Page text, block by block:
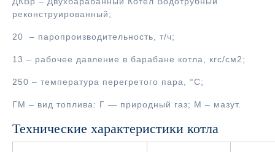
реконструированный;
20 – паропроизводительность, т/ч;
13 – рабочее давление в барабане котла, кгс/см2;
250 – температура перегретого пара, °С;
ГМ – вид топлива: Г — природный газ; М – мазут.
Технические характеристики котла